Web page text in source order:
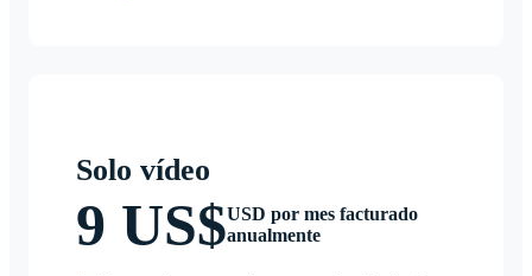
Solo vídeo
9 US$USD por mes facturado
anualmente